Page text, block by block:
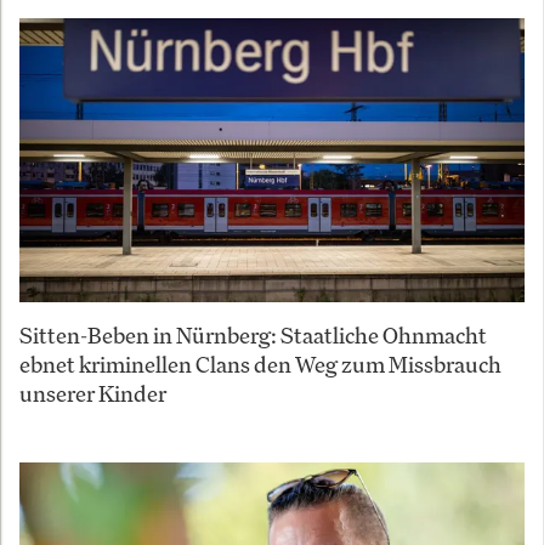
Sitten-Beben in Nürnberg: Staatliche Ohnmacht
ebnet kriminellen Clans den Weg zum Missbrauch
unserer Kinder